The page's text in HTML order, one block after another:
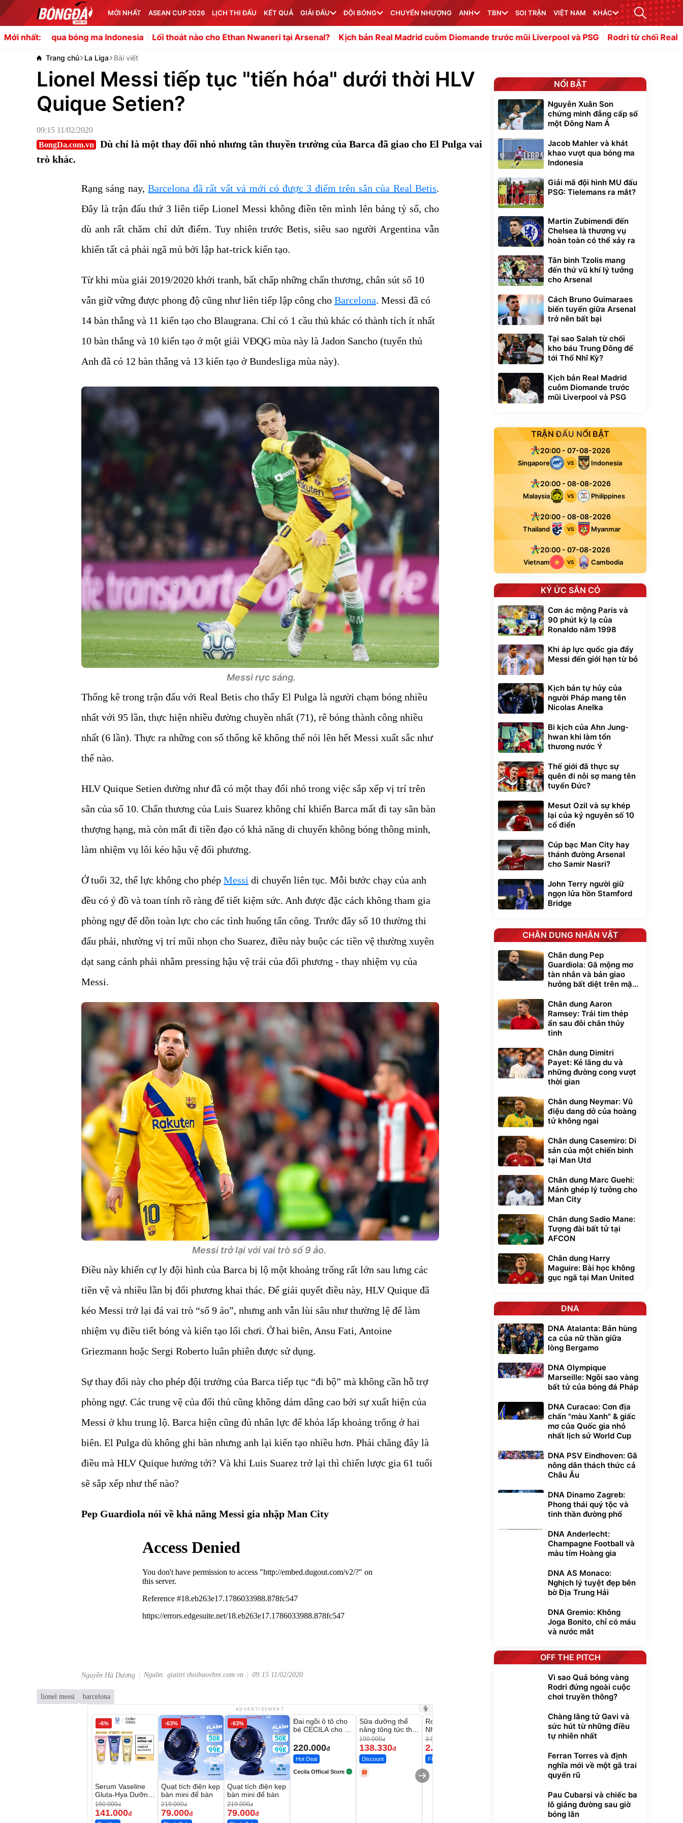
MỚI NHẤT ASEAN CUP 2026 LỊCH THI ĐẤU KẾT QUẢ GIẢI ĐẤU ĐỘI BÓNG CHUYỂN NHƯỢNG ANH TBN SOI TRẬN VIỆT NAM KHÁC
Mới nhất:ma Indonesia Lối thoát nào cho Ethan Nwaneri tại Arsenal? Kịch bản Real Madrid cuỗm Diomande trước mũi Liverpool và PSG Rodri từ chối Real Madrid, đạt thỏa
Trang chủ La Liga Bài viết
Lionel Messi tiếp tục "tiến hóa" dưới thời HLV
Quique Setien?
09:15 11/02/2020
BongDa.com.vn
Dù chỉ là một thay đổi nhỏ nhưng tân thuyền trưởng của Barca đã giao cho El Pulga vai
trò khác.
Rạng sáng nay,Barcelona đã rất vất vả mới có được 3 điểm trên sân của Real Betis.
Đây là trận đấu thứ 3 liên tiếp Lionel Messi không điền tên mình lên bảng tỷ số, cho
dù anh rất chăm chỉ dứt điểm. Tuy nhiên trước Betis, siêu sao người Argentina vẫn
khiến tất cả phải ngã mủ bởi lập hat-trick kiến tạo.
Từ khi mùa giải 2019/2020 khởi tranh, bất chấp những chấn thương, chân sút số 10
vẫn giữ vững được phong độ cũng như liên tiếp lập công cho Barcelona. Messi đã có
14 bàn thắng và 11 kiến tạo cho Blaugrana. Chỉ có 1 cầu thủ khác có thành tích ít nhất
10 bàn thắng và 10 kiến tạo ở một giải VĐQG mùa này là Jadon Sancho (tuyển thủ
Anh đã có 12 bàn thắng và 13 kiến tạo ở Bundesliga mùa này).
Messi rực sáng.
Thống kê trong trận đấu với Real Betis cho thấy El Pulga là người chạm bóng nhiều
nhất với 95 lần, thực hiện nhiều đường chuyền nhất (71), rê bóng thành công nhiều
nhất (6 lần). Thực ra những con số thống kê không thể nói lên hết Messi xuất sắc như
thế nào.
HLV Quique Setien dường như đã có một thay đổi nhỏ trong việc sắp xếp vị trí trên
sân của số 10. Chấn thương của Luis Suarez không chỉ khiến Barca mất đi tay săn bàn
thượng hạng, mà còn mất đi tiền đạo có khả năng di chuyển không bóng thông minh,
làm nhiệm vụ lôi kéo hậu vệ đối phương.
Ở tuổi 32, thể lực không cho phép Messi di chuyển liên tục. Mỗi bước chạy của anh
đều có ý đồ và toan tính rõ ràng để tiết kiệm sức. Anh được đặc cách không tham gia
phòng ngự để dồn toàn lực cho các tình huống tấn công. Trước đây số 10 thường thi
đấu phải, nhường vị trí mũi nhọn cho Suarez, điều này buộc các tiền vệ thường xuyên
dạt sang cánh phải nhằm pressing hậu vệ trái của đối phương - thay nhiệm vụ của
Messi.
Messi trở lại với vai trò số 9 ảo.
Điều này khiến cự ly đội hình của Barca bị lộ một khoảng trống rất lớn sau lưng các
tiền vệ và nhiều lần bị đối phương khai thác. Để giải quyết điều này, HLV Quique đã
kéo Messi trở lại đá vai trò “số 9 ảo”, nhưng anh vẫn lùi sâu như thường lệ để làm
nhiệm vụ điều tiết bóng và kiến tạo lối chơi. Ở hai biên, Ansu Fati, Antoine
Griezmann hoặc Sergi Roberto luân phiên được sử dụng.
Sự thay đổi này cho phép đội trưởng của Barca tiếp tục “đi bộ” mà không cần hỗ trợ
phòng ngự. Các trung vệ của đối thủ cũng không dám dâng cao bởi sự xuất hiện của
Messi ở khu trung lộ. Barca hiện cũng đủ nhân lực để khỏa lấp khoảng trống ở hai
biên. El Pulga dù không ghi bàn nhưng anh lại kiến tạo nhiều hơn. Phải chăng đây là
điều mà HLV Quique hướng tới? Và khi Luis Suarez trở lại thì chiến lược gia 61 tuổi
sẽ sắp xếp như thế nào?
Pep Guardiola nói về khả năng Messi gia nhập Man City
Nguyễn Hà Dương Nguồn: giaitri.thoibaovhnt.com.vn 09:15 11/02/2020
lionel messi barcelona
ADVERTISEMENT
-6%
Serum Vaseline
Gluta-Hya Dưỡng
Da Sáng Mịn Sau
7 Ngày
150.000đ
141.000đ
-63%
Quạt tích điện kẹp
bàn mini để bàn
219.000đ
79.000đ
-63%
Quạt tích điện kẹp
bàn mini để bàn
219.000đ
79.000đ
Đai ngồi ô tô cho
bé CECILA cho bé
220.000đ
Hot Deal
Cecila Offical Store
-27%
Sữa dưỡng thể
nâng tông tức thì
Vaseline Body
190.000đ
138.330đ
Discount
Robot Hút Bụi Lau
Nhà - D2-001 -
Thông Minh
3.000.000
2.200.000
Flash Sale
lưng chống nóng
giúp thoải mái
trong di chuyển
295.000
NỔI BẬT
Nguyễn Xuân Son
chứng minh đẳng cấp số
một Đông Nam Á
Jacob Mahler và khát
khao vượt qua bóng ma
Indonesia
Giải mã đội hình MU đấu
PSG: Tielemans ra mắt?
Martin Zubimendi đến
Chelsea là thương vụ
hoàn toàn có thể xảy ra
Tân binh Tzolis mang
đến thứ vũ khí lý tưởng
cho Arsenal
Cách Bruno Guimaraes
biến tuyến giữa Arsenal
trở nên bất bại
Tại sao Salah từ chối
kho báu Trung Đông để
tới Thổ Nhĩ Kỳ?
Kịch bản Real Madrid
cuỗm Diomande trước
mũi Liverpool và PSG
TRẬN ĐẤU NỔI BẬT
20:00 - 07-08-2026
Singapore VS Indonesia
20:00 - 08-08-2026
Malaysia VS Philippines
20:00 - 08-08-2026
Thailand VS Myanmar
20:00 - 07-08-2026
Vietnam VS Cambodia
KÝ ỨC SÂN CỎ
Cơn ác mộng Paris và
90 phút kỳ lạ của
Ronaldo năm 1998
Khi áp lực quốc gia đẩy
Messi đến giới hạn từ bỏ
Kịch bản tự hủy của
người Pháp mang tên
Nicolas Anelka
Bi kịch của Ahn Jung-
hwan khi làm tổn
thương nước Ý
Thế giới đã thực sự
quên đi nỗi sợ mang tên
tuyển Đức?
Mesut Ozil và sự khép
lại của kỷ nguyên số 10
cổ điển
Cúp bạc Man City hay
thánh đường Arsenal
cho Samir Nasri?
John Terry người giữ
ngọn lửa hồn Stamford
Bridge
CHÂN DUNG NHÂN VẬT
Chân dung Pep
Guardiola: Gã mộng mơ
tàn nhẫn và bản giao
hưởng bất diệt trên mặt
Chân dung Aaron
Ramsey: Trái tim thép
ẩn sau đôi chân thủy
tinh
Chân dung Dimitri
Payet: Kẻ lãng du và
những đường cong vượt
thời gian
Chân dung Neymar: Vũ
điệu dang dở của hoàng
tử không ngai
Chân dung Casemiro: Di
sản của một chiến binh
tại Man Utd
Chân dung Marc Guehi:
Mảnh ghép lý tưởng cho
Man City
Chân dung Sadio Mane:
Tượng đài bất tử tại
AFCON
Chân dung Harry
Maguire: Bài học không
gục ngã tại Man United
DNA
DNA Atalanta: Bản hùng
ca của nữ thần giữa
lòng Bergamo
DNA Olympique
Marseille: Ngôi sao vàng
bất tử của bóng đá Pháp
DNA Curacao: Cơn địa
chấn "màu Xanh" & giấc
mơ của Quốc gia nhỏ
nhất lịch sử World Cup
DNA PSV Eindhoven: Gã
nông dân thách thức cả
Châu Âu
DNA Dinamo Zagreb:
Phong thái quý tộc và
tinh thần đường phố
DNA Anderlecht:
Champagne Football và
màu tím Hoàng gia
DNA AS Monaco:
Nghịch lý tuyệt đẹp bên
bờ Địa Trung Hải
DNA Gremio: Không
Joga Bonito, chỉ có máu
và nước mắt
OFF THE PITCH
Vì sao Quả bóng vàng
Rodri đứng ngoài cuộc
chơi truyền thông?
Chàng lãng tử Gavi và
sức hút từ những điều
tự nhiên nhất
Ferran Torres và định
nghĩa mới về một gã trai
quyến rũ
Pau Cubarsi và chiếc ba
lô giảng đường sau giờ
bóng lăn